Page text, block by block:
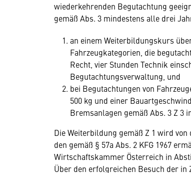
wiederkehrenden Begutachtung
gemäß Abs. 3 mindestens alle drei
an einem Weiterbildungskurs
Fahrzeugkategorien, die
Recht, vier Stunden Technik
Begutachtungsverwaltung, und
bei Begutachtungen von
500 kg und einer
Bremsanlagen gemäß Abs. 3 Z 3
Die Weiterbildung gemäß Z 1 wird
den gemäß § 57a Abs. 2 KFG 1967
Wirtschaftskammer Österreich in
Über den erfolgreichen Besuch der in